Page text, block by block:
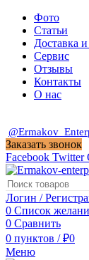
Фото
Статьи
Доставка
Сервис
Отзывы
Контакты
О нас
Заказать звонок
Facebook Twitter
Логин /
0 Список
0 Сравнить
0 пунктов / ₽0
Меню